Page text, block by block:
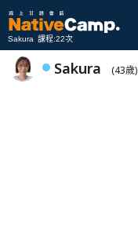
Sakura 課程:22次
Sakura (43歲)